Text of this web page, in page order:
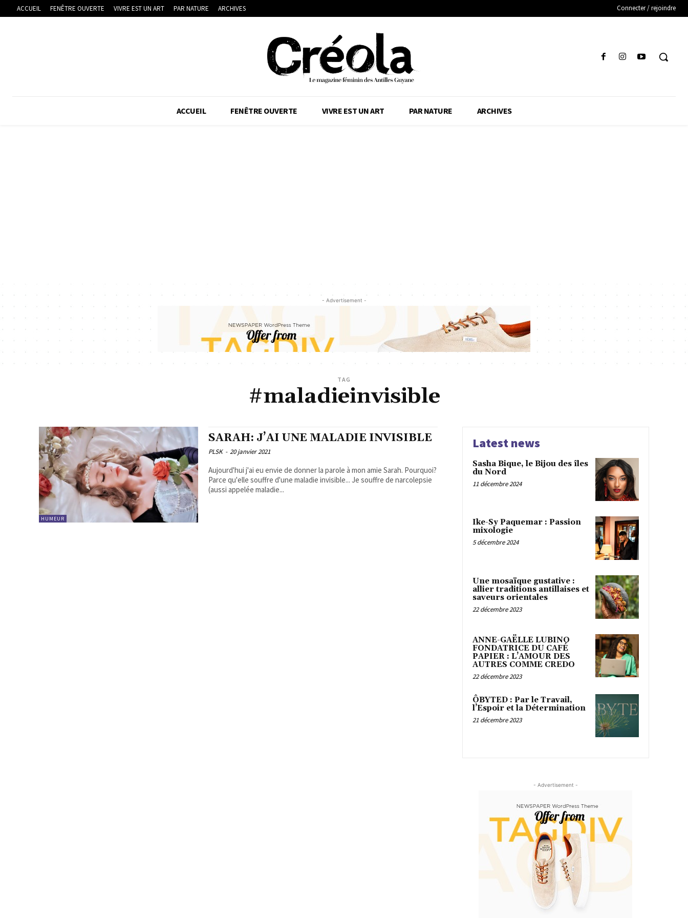
ACCUEIL FENÊTRE OUVERTE VIVRE EST UN ART PAR NATURE ARCHIVES Connecter / rejoindre
ACCUEIL FENÊTRE OUVERTE VIVRE EST UN ART PAR NATURE ARCHIVES
- Advertisement -
TAG
#maladieinvisible
HUMEUR
SARAH: J’AI UNE MALADIE INVISIBLE
PLSK - 20 janvier 2021
Aujourd'hui j'ai eu envie de donner la parole à mon amie Sarah. Pourquoi?
Parce qu'elle souffre d'une maladie invisible... Je souffre de narcolepsie
(aussi appelée maladie...
Latest news
Sasha Bique, le Bijou des îles
du Nord
11 décembre 2024
Ike-Sy Paquemar : Passion
mixologie
5 décembre 2024
Une mosaïque gustative :
allier traditions antillaises et
saveurs orientales
22 décembre 2023
ANNE-GAËLLE LUBINO
FONDATRICE DU CAFÉ
PAPIER : L’AMOUR DES
AUTRES COMME CREDO
22 décembre 2023
ÔBYTED : Par le Travail,
l’Espoir et la Détermination
21 décembre 2023
- Advertisement -